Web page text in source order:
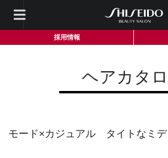
採用情報
ヘアカタ
モード×カジュアル タイトなミ